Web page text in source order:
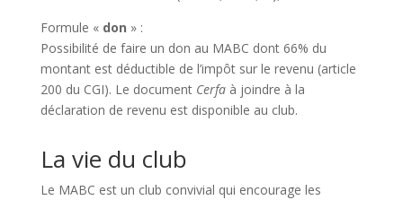
Formule « don » :
Possibilité de faire un don au MABC dont 66% du
montant est déductible de l’impôt sur le revenu (article
200 du CGI). Le document Cerfaà joindre à la
déclaration de revenu est disponible au club.
La vie du club
Le MABC est un club convivial qui encourage les